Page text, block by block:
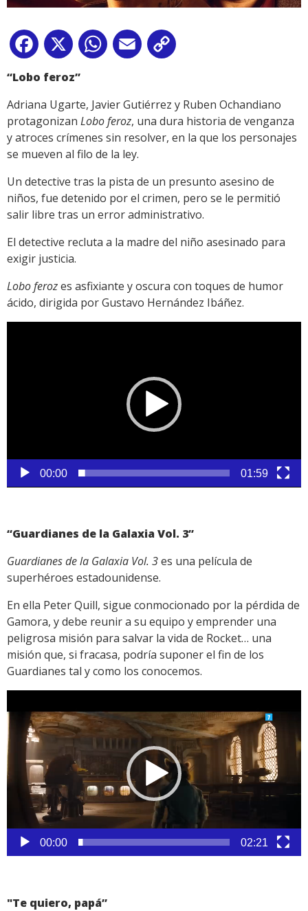
Facebook
X WhatsApp
Email
“Lobo feroz”
Adriana Ugarte, Javier Gutiérrez y Ruben Ochandiano
protagonizan Lobo feroz, una dura historia de venganza
y atroces crímenes sin resolver, en la que los personajes
se mueven al filo de la ley.
Un detective tras la pista de un presunto asesino de
niños, fue detenido por el crimen, pero se le permitió
salir libre tras un error administrativo.
El detective recluta a la madre del niño asesinado para
exigir justicia.
Lobo ferozes asfixiante y oscura con toques de humor
ácido, dirigida por Gustavo Hernández Ibáñez.
00:00 01:59
“Guardianes de la Galaxia Vol. 3”
Guardianes de la Galaxia Vol. 3es una película de
superhéroes estadounidense.
En ella Peter Quill, sigue conmocionado por la pérdida de
Gamora, y debe reunir a su equipo y emprender una
peligrosa misión para salvar la vida de Rocket… una
misión que, si fracasa, podría suponer el fin de los
Guardianes tal y como los conocemos.
de
vídeo
00:00 02:21
"Te quiero, papá”